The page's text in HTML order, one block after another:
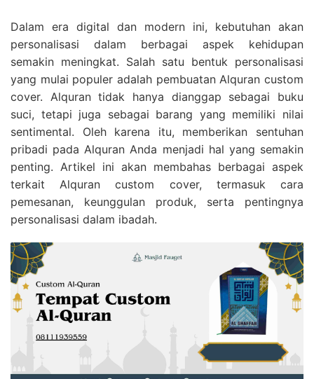
Dalam era digital dan modern ini, kebutuhan akan
personalisasi dalam berbagai aspek kehidupan
semakin meningkat. Salah satu bentuk personalisasi
yang mulai populer adalah pembuatan Alquran custom
cover. Alquran tidak hanya dianggap sebagai buku
suci, tetapi juga sebagai barang yang memiliki nilai
sentimental. Oleh karena itu, memberikan sentuhan
pribadi pada Alquran Anda menjadi hal yang semakin
penting. Artikel ini akan membahas berbagai aspek
terkait Alquran custom cover, termasuk cara
pemesanan, keunggulan produk, serta pentingnya
personalisasi dalam ibadah.